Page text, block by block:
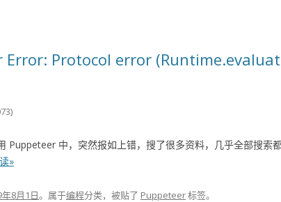
Error: Protocol error
Puppeteer 中，突然报如上错，搜了很多资料，几乎全部搜索
»
8月1日。属于编程分类，被贴了 Puppeteer标签。